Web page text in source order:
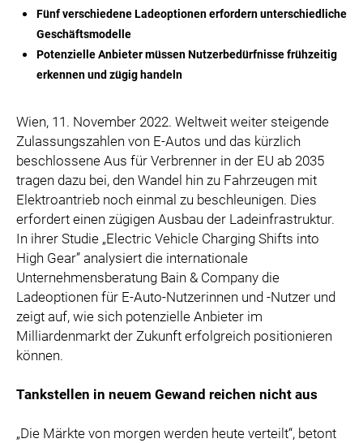
MEDIA
DOWNLOADS
PRESSEKONTAKT
Fünf verschiedene Ladeoptionen erfordern unterschiedliche
Geschäftsmodelle
Potenzielle Anbieter müssen Nutzerbedürfnisse frühzeitig
erkennen und zügig handeln
Wien, 11. November 2022. Weltweit weiter steigende
Zulassungszahlen von E-Autos und das kürzlich
beschlossene Aus für Verbrenner in der EU ab 2035
tragen dazu bei, den Wandel hin zu Fahrzeugen mit
Elektroantrieb noch einmal zu beschleunigen. Dies
erfordert einen zügigen Ausbau der Ladeinfrastruktur.
In ihrer Studie „Electric Vehicle Charging Shifts into
High Gear” analysiert die internationale
Unternehmensberatung Bain & Company die
Ladeoptionen für E-Auto-Nutzerinnen und -Nutzer und
zeigt auf, wie sich potenzielle Anbieter im
Milliardenmarkt der Zukunft erfolgreich positionieren
können.
Tankstellen in neuem Gewand reichen nicht aus
„Die Märkte von morgen werden heute verteilt“, betont